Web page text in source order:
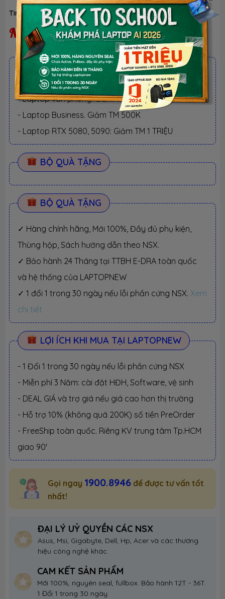
Tình trạng:Ngừng kinh doanh | Loại:Hàng chính hãng
Ngừng kinh doanh
ƯU ĐÃI TỐT NHẤT TRONG NĂM
BACK TO SCHOOL 2026.
Xem chi tiết
- Laptop văn phòng. Giảm TM 300K
- Laptop Business. Giảm TM 500K
- Laptop RTX 5080, 5090: Giảm TM 1 TRIỆU
BỘ QUÀ TẶNG
BỘ QUÀ TẶNG
✓ Hàng chính hãng, Mới 100%, Đầy đủ phụ kiện,
Thùng hộp, Sách hướng dẫn theo NSX.
✓ Bảo hành 24 Tháng tại TTBH E-DRA toàn quốc
và hệ thống của LAPTOPNEW
✓ 1 đổi 1 trong 30 ngày nếu lỗi phần cứng NSX. Xem
chi tiết
LỢI ÍCH KHI MUA TẠI LAPTOPNEW
- 1 Đổi 1 trong 30 ngày nếu lỗi phần cứng NSX
- Miễn phí 3 Năm: cài đặt HĐH, Software, vệ sinh
- DEAL GIÁ và trợ giá nếu giá cao hơn thị trường
- Hỗ trợ 10% (không quá 200K) số tiền PreOrder
- FreeShip toàn quốc. Riêng KV trung tâm Tp.HCM
giao 90'
Gọi ngay 1900.8946 để được tư vấn tốt
nhất!
ĐẠI LÝ UỶ QUYỀN CÁC NSX
Asus, Msi, Gigabyte, Dell, Hp, Acer và các thương
hiệu công nghệ khác.
CAM KẾT SẢN PHẨM
Mới 100%, nguyên seal, fullbox. Bảo hành 12T - 36T.
1 Đổi 1 trong 30 ngày